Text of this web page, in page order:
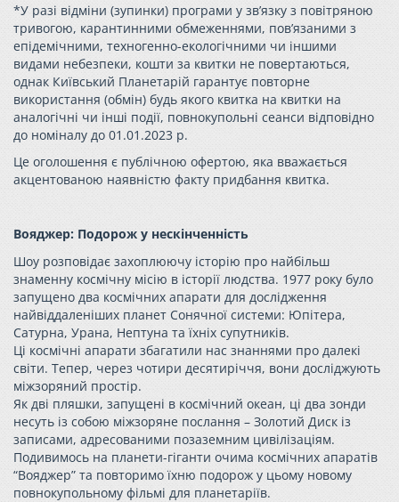
*У разі відміни (зупинки) програми у зв’язку з повітряною
тривогою, карантинними обмеженнями, пов’язаними з
епідемічними, техногенно-екологічними чи іншими
видами небезпеки, кошти за квитки не повертаються,
однак Київський Планетарій гарантує повторне
використання (обмін) будь якого квитка на квитки на
аналогічні чи інші події, повнокупольні сеанси відповідно
до номіналу до 01.01.2023 р.
Це оголошення є публічною офертою, яка вважається
акцентованою наявністю факту придбання квитка.
Вояджер: Подорож у нескінченність
Шоу розповідає захоплюючу історію про найбільш
знаменну космічну місію в історії людства. 1977 року було
запущено два космічних апарати для дослідження
найвіддаленіших планет Сонячної системи: Юпітера,
Сатурна, Урана, Нептуна та їхніх супутників.
Ці космічні апарати збагатили нас знаннями про далекі
світи. Тепер, через чотири десятиріччя, вони досліджують
міжзоряний простір.
Як дві пляшки, запущені в космічний океан, ці два зонди
несуть із собою міжзоряне послання – Золотий Диск із
записами, адресованими позаземним цивілізаціям.
Подивимось на планети-гіганти очима космічних апаратів
“Вояджер” та повторимо їхню подорож у цьому новому
повнокупольному фільмі для планетаріїв.